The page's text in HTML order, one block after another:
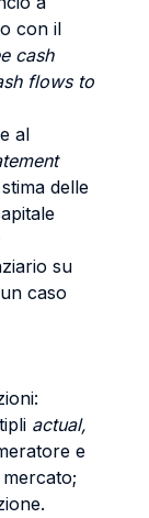
con il
cash
flows to
al
delle
su
caso
actual,
e